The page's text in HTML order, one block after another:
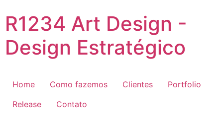
R1234 Art Design -
Design Estratégico
Home Como fazemos Clientes
Portfolio
Release
Contato